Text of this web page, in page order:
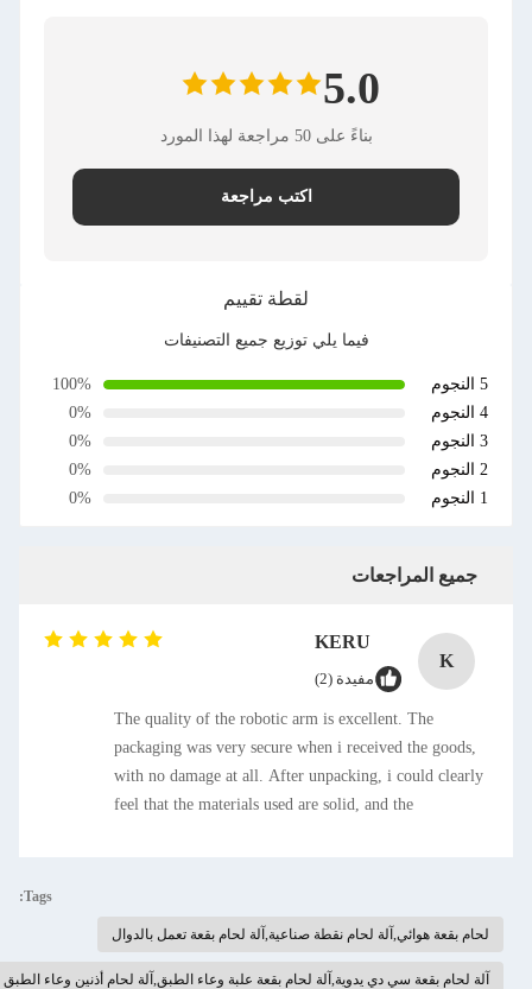
5.0
بناءً على 50 مراجعة لهذا المورد
اكتب مراجعة
لقطة تقييم
فيما يلي توزيع جميع التصنيفات
100%
0%
0%
0%
0%
جميع المراجعات
K
KERU
مفيدة (2)
The quality of the robotic arm is excellent. The
packaging was very secure when i received the goods,
with no damage at all. After unpacking, i could clearly
feel that the materials used are solid, and the
well-illustrated with both pictures and texts, which is
easy to understand. It didn& # 39;t take long to
complete the installation by following the steps.
Tags:
لحام بقعة هوائي,آلة لحام نقطة صناعية,آلة لحام بقعة تعمل بالدوال
آلة لحام بقعة سي دي يدوية,آلة لحام بقعة علبة وعاء الطبق,آلة لحام أذنين وعاء الطبق